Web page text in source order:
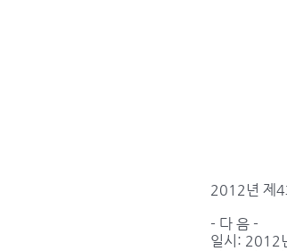
2012년 제4
- 다 음 -
일시: 2012